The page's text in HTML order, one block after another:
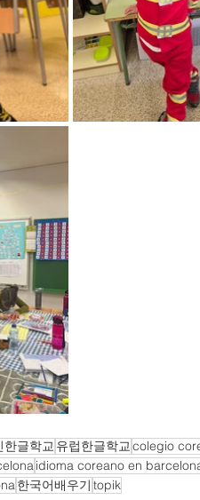
한글학교 유럽한글학교colegio
idioma coreano en
한국어배우기 topik